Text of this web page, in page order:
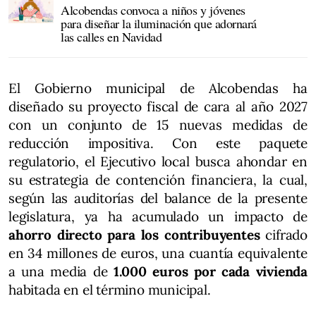
Alcobendas convoca a niños y jóvenes
para diseñar la iluminación que adornará
las calles en Navidad
El Gobierno municipal de Alcobendas ha
diseñado su proyecto fiscal de cara al año 2027
con un conjunto de 15 nuevas medidas de
reducción impositiva. Con este paquete
regulatorio, el Ejecutivo local busca ahondar en
su estrategia de contención financiera, la cual,
según las auditorías del balance de la presente
legislatura, ya ha acumulado un impacto de
ahorro directo para los contribuyentescifrado
en 34 millones de euros, una cuantía equivalente
a una media de 1.000 euros por cada vivienda
habitada en el término municipal.